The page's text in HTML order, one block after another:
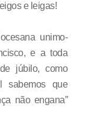
e leigas!
unimo-
e a toda
júbilo, como
sabemos que
não engana”